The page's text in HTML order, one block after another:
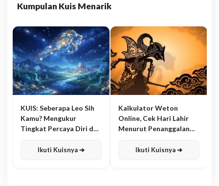
Kumpulan Kuis Menarik
KUIS: Seberapa Leo Sih
Kamu? Mengukur
Tingkat Percaya Diri dan
Ikuti Kuisnya ➔
Kalkulator Weton
Online, Cek Hari Lahir
Menurut Penanggalan
Ikuti Kuisnya ➔